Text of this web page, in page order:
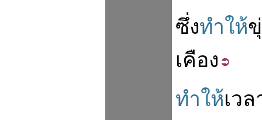
ซึ่งทำให้
เคือง
ทำให้เวล